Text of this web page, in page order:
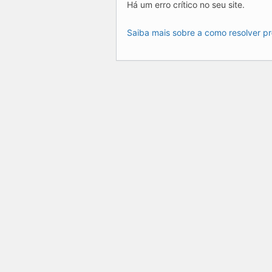
Há um erro crítico no seu site.
Saiba mais sobre a como resolver